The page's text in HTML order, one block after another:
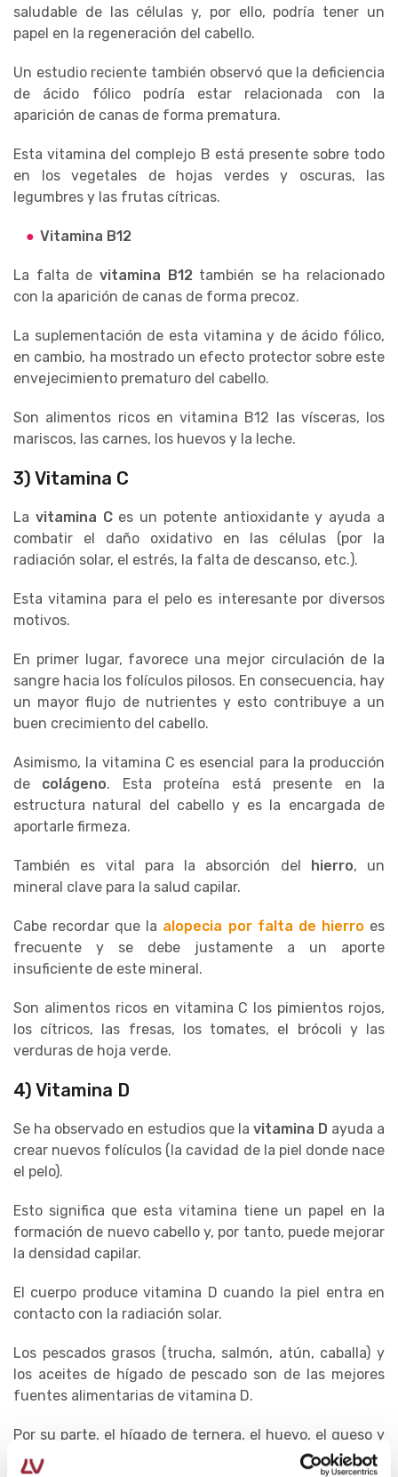
saludable de las células y, por ello, podría tener un
papel en la regeneración del cabello.
Un estudio reciente también observó que la deficiencia
de ácido fólico podría estar relacionada con la
aparición de canas de forma prematura.
Esta vitamina del complejo B está presente sobre todo
en los vegetales de hojas verdes y oscuras, las
legumbres y las frutas cítricas.
Vitamina B12
La falta de vitamina B12 también se ha relacionado
con la aparición de canas de forma precoz.
La suplementación de esta vitamina y de ácido fólico,
en cambio, ha mostrado un efecto protector sobre este
envejecimiento prematuro del cabello.
Son alimentos ricos en vitamina B12 las vísceras, los
mariscos, las carnes, los huevos y la leche.
3) Vitamina C
La vitamina Ces un potente antioxidante y ayuda a
combatir el daño oxidativo en las células (por la
radiación solar, el estrés, la falta de descanso, etc.).
Esta vitamina para el pelo es interesante por diversos
motivos.
En primer lugar, favorece una mejor circulación de la
sangre hacia los folículos pilosos. En consecuencia, hay
un mayor flujo de nutrientes y esto contribuye a un
buen crecimiento del cabello.
Asimismo, la vitamina C es esencial para la producción
de colágeno. Esta proteína está presente en la
estructura natural del cabello y es la encargada de
aportarle firmeza.
También es vital para la absorción del hierro, un
mineral clave para la salud capilar.
Cabe recordar que la alopecia por falta de hierro es
frecuente y se debe justamente a un aporte
insuficiente de este mineral.
Son alimentos ricos en vitamina C los pimientos rojos,
los cítricos, las fresas, los tomates, el brócoli y las
verduras de hoja verde.
4) Vitamina D
Se ha observado en estudios que la vitamina D ayuda a
crear nuevos folículos (la cavidad de la piel donde nace
el pelo).
Esto significa que esta vitamina tiene un papel en la
formación de nuevo cabello y, por tanto, puede mejorar
la densidad capilar.
El cuerpo produce vitamina D cuando la piel entra en
contacto con la radiación solar.
Los pescados grasos (trucha, salmón, atún, caballa) y
los aceites de hígado de pescado son de las mejores
fuentes alimentarias de vitamina D.
Por su parte, el hígado de ternera, el huevo, el queso y
algunas setas también pueden aportar pequeñas